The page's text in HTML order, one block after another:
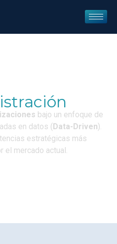
bajo un enfoque de
en datos (Data-Driven).
estratégicas más
el mercado actual.